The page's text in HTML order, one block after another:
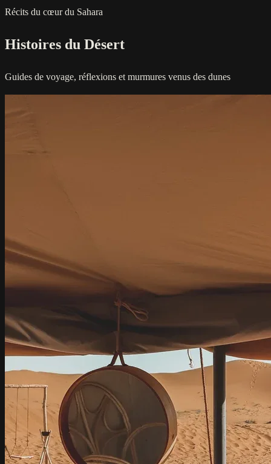
Récits du cœur du Sahara
Histoires du Désert
Guides de voyage, réflexions et murmures venus des dunes